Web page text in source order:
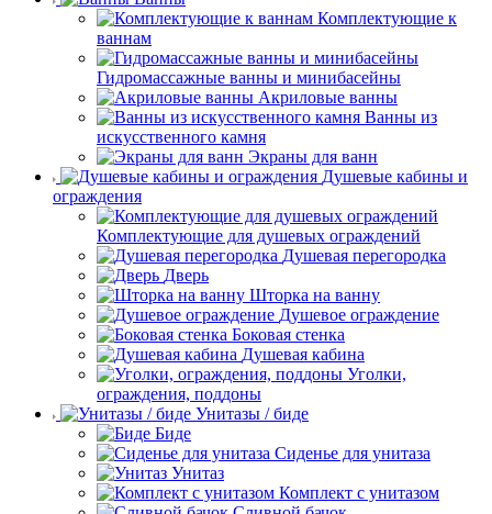
Комплектующие к
ваннам
Гидромассажные ванны и минибасейны
Акриловые ванны
Ванны из
искусственного камня
Экраны для ванн
Душевые кабины и
ограждения
Комплектующие для душевых ограждений
Душевая перегородка
Дверь
Шторка на ванну
Душевое ограждение
Боковая стенка
Душевая кабина
Уголки,
ограждения, поддоны
Унитазы / биде
Биде
Сиденье для унитаза
Унитаз
Комплект с унитазом